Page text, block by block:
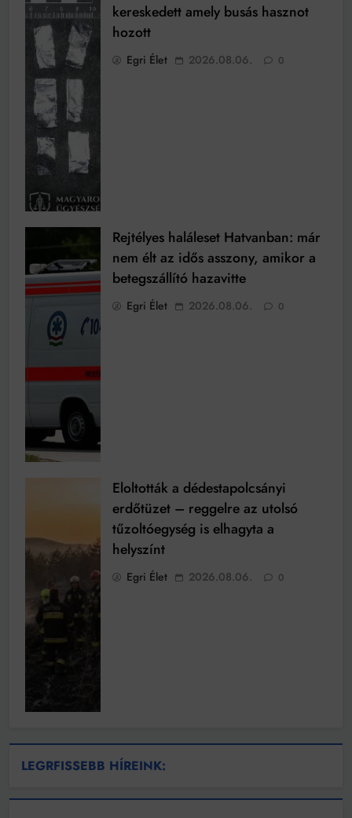
kereskedett amely busás hasznot
hozott
Egri Élet 2026.08.06. 0
Rejtélyes haláleset Hatvanban: már
nem élt az idős asszony, amikor a
betegszállító hazavitte
Egri Élet 2026.08.06. 0
Eloltották a dédestapolcsányi
erdőtüzet – reggelre az utolsó
tűzoltóegység is elhagyta a
helyszínt
Egri Élet 2026.08.06. 0
LEGRFISSEBB HÍREINK: